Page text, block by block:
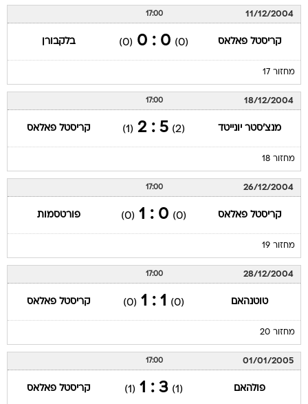
11/12/2004
17:00
קריסטל פאלאס (0)
0 : 0
(0) בלקבורן
מחזור 17
18/12/2004
17:00
מנצ'סטר יונייטד (2)
5 : 2
(1) קריסטל פאלאס
מחזור 18
26/12/2004
17:00
קריסטל פאלאס (0)
0 : 1
(0) פורטסמות
מחזור 19
28/12/2004
17:00
טוטנהאם (0)
1 : 1
(0) קריסטל פאלאס
מחזור 20
01/01/2005
17:00
פולהאם (1)
3 : 1
(1) קריסטל פאלאס